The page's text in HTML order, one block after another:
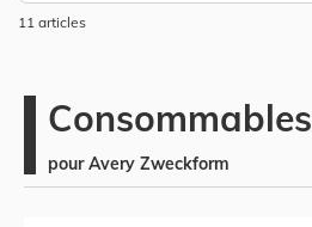
11 articles
Consommables
pour Avery Zweckform